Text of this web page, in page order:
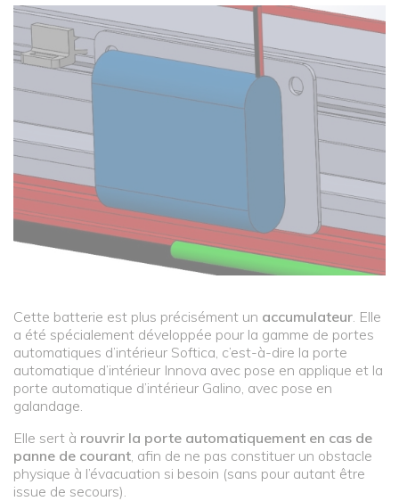
Cette batterie est plus précisément un accumulateur . Elle
a été spécialement développée pour la gamme de portes
automatiques d’intérieur Softica, c’est-à-dire la porte
automatique d’intérieur Innova avec pose en applique et la
porte automatique d’intérieur Galino, avec pose en
galandage.
Elle sert à rouvrir la porte automatiquement en cas de
panne de courant , afin de ne pas constituer un obstacle
physique à l’évacuation si besoin (sans pour autant être
issue de secours).